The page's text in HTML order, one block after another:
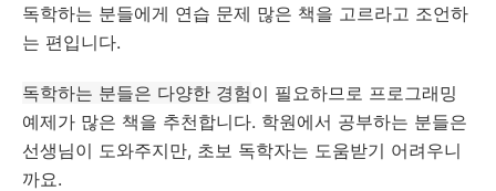
독학하는 분들에게 연습 문제 많은 책을 고르라고 조언하
는 편입니다.
독학하는 분들은 다양한 경험이 필요하므로 프로그래밍
예제가 많은 책을 추천합니다. 학원에서 공부하는 분들은
선생님이 도와주지만, 초보 독학자는 도움받기 어려우니
까요.